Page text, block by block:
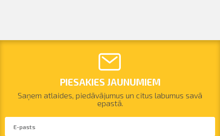
PIESAKIES JAUNUMIEM
Saņem atlaides, piedāvājumus un citus labumus savā
epastā.